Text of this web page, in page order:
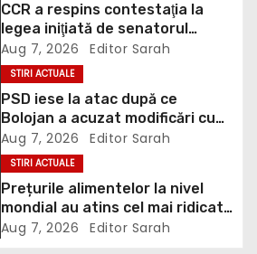
CCR a respins contestaţia la
legea iniţiată de senatorul
Zamfir de la PSD, care permite
reluarea construcţiei
hidrocentralelor din zonele
protejate
Aug 7, 2026 Editor Sarah
STIRI ACTUALE
PSD iese la atac după ce
Bolojan a acuzat modificări cu
țintă politică la Legea ANI: O
minciună grosolană prin care
încearcă să acopere culpa PNL-
USR
Aug 7, 2026 Editor Sarah
STIRI ACTUALE
Prețurile alimentelor la nivel
mondial au atins cel mai ridicat
nivel din ultimii peste trei ani. În
Aug 7, 2026 Editor Sarah